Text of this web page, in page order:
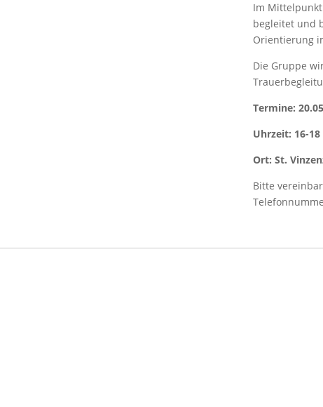
Im
begleitet und
Orientierung
Die Gruppe
Termine:
Uhrzeit: 16-
Ort: St.
Bitte